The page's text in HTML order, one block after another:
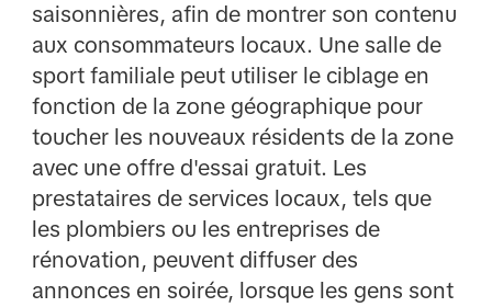
saisonnières, afin de montrer son contenu
aux consommateurs locaux. Une salle de
sport familiale peut utiliser le ciblage en
fonction de la zone géographique pour
toucher les nouveaux résidents de la zone
avec une offre d'essai gratuit. Les
prestataires de services locaux, tels que
les plombiers ou les entreprises de
rénovation, peuvent diffuser des
annonces en soirée, lorsque les gens sont